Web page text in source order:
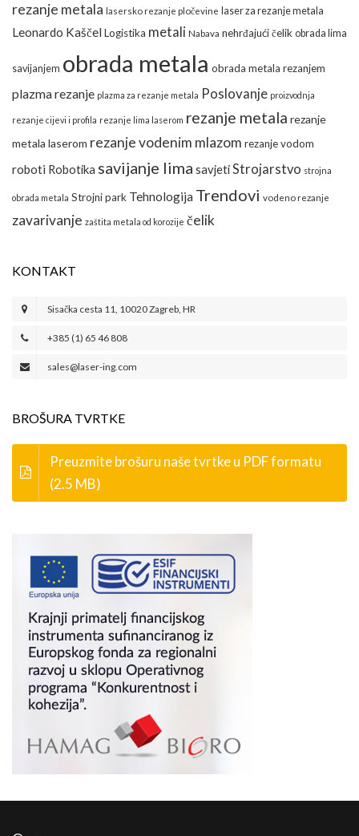
rezanje metala lasersko rezanje pločevine laser za rezanje metala
Leonardo Kaščel Logistika metali Nabava nehrđajući čelik obrada lima
savijanjem obrada metala obrada metala rezanjem
plazma rezanje plazma za rezanje metala Poslovanje proizvodnja
rezanje cijevi i profila rezanje lima laserom rezanje metala rezanje
metala laserom rezanje vodenim mlazom rezanje vodom
roboti Robotika savijanje lima savjetiStrojarstvo strojna
obrada metala Strojni park Tehnologija Trendovi vodeno rezanje
zavarivanje zaštita metala od korozije čelik
KONTAKT
Sisačka cesta 11, 10020 Zagreb, HR
+385 (1) 65 46 808
sales@laser-ing.com
BROŠURA TVRTKE
Preuzmite brošuru naše tvrtke u PDF formatu
(2.5 MB)